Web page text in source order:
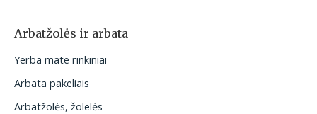
Arbatžolės ir arbata
Yerba mate rinkiniai
Arbata pakeliais
Arbatžolės, žolelės